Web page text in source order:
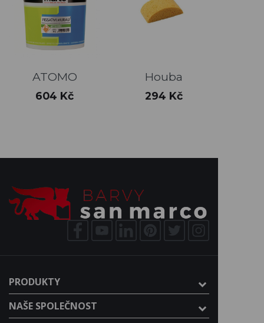
ATOMO
Cena
604 Kč
Houba
Cena
294 Kč
PRODUKTY
NAŠE SPOLEČNOST